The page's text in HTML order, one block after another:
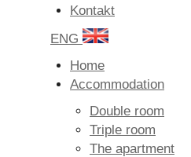
Kontakt
ENG
Home
Accommodation
Double room
Triple room
The apartment